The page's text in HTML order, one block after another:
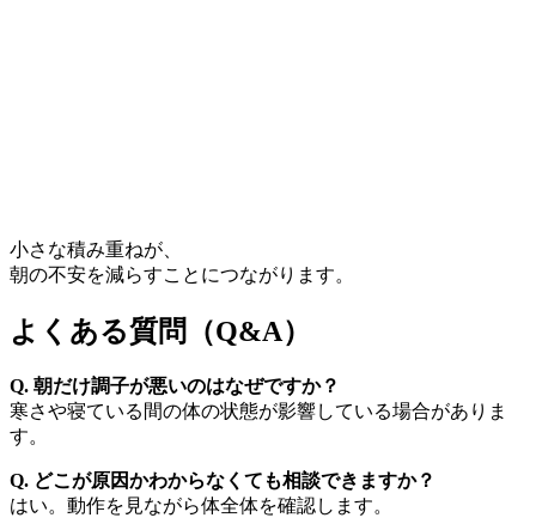
小さな積み重ねが、
朝の不安を減らすことにつながります。
よくある質問（Q&A）
Q. 朝だけ調子が悪いのはなぜですか？
寒さや寝ている間の体の状態が影響している場合がありま
す。
Q. どこが原因かわからなくても相談できますか？
はい。動作を見ながら体全体を確認します。